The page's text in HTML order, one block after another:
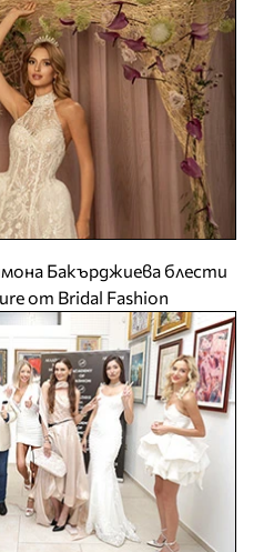
Бакърджиева блести
от Bridal Fashion